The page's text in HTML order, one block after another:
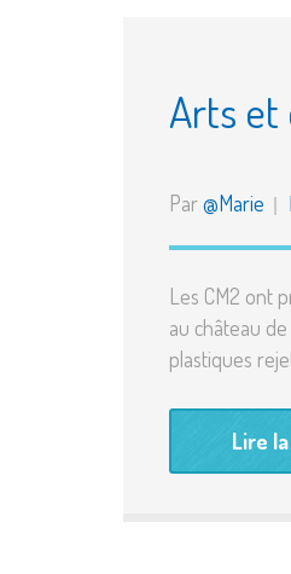
Arts et
Par@Marie
Les CM2 ont
au château
plastiques
Lire